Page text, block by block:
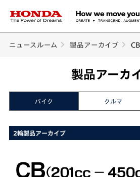
HONDA The Power of Dreams
ニュースルーム 製品アーカイブ
製品アーカ
バイク クルマ
2輪製品アーカイブ